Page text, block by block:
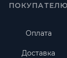
ПОКУПАТЕЛЮ
Оплата
Доставка